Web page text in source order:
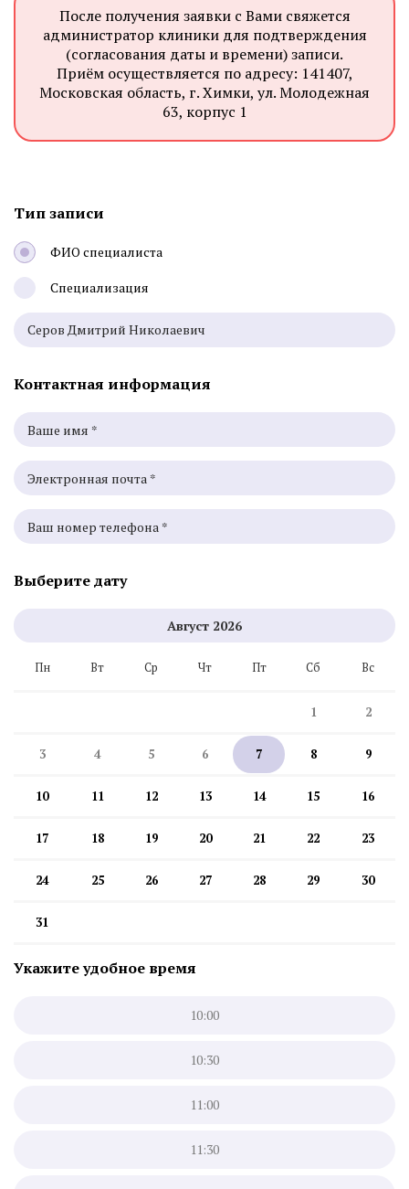
После получения заявки с Вами свяжется
администратор клиники для подтверждения
(согласования даты и времени) записи.
Приём осуществляется по адресу: 141407,
Московская область, г. Химки, ул. Молодежная
63, корпус 1
Тип записи
ФИО специалиста
Специализация
Контактная информация
Выберите дату
Август 2026
Пн Вт Ср Чт Пт Сб Вс
1 2
3 4 5 6 7 8 9
10 11 12 13 14 15 16
17 18 19 20 21 22 23
24 25 26 27 28 29 30
31
Укажите удобное время
10:00
10:30
11:00
11:30